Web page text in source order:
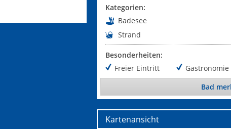
Kategorien:
Badesee
Strand
Besonderheiten:
Freier Eintritt
Gastronomie
Bad
Kartenansicht